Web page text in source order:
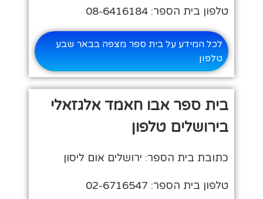
טלפון בית הספר: 08-6416184
לכל המידע על בית ספר מצפה בבאר שבע
טלפון
בית ספר אבו חאמד אלגזאלי
בירושלים טלפון
כתובת בית הספר: ירושלים אום ליסון
טלפון בית הספר: 02-6716547